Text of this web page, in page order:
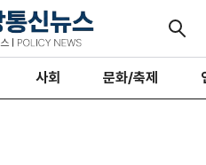
사회 문화/축제